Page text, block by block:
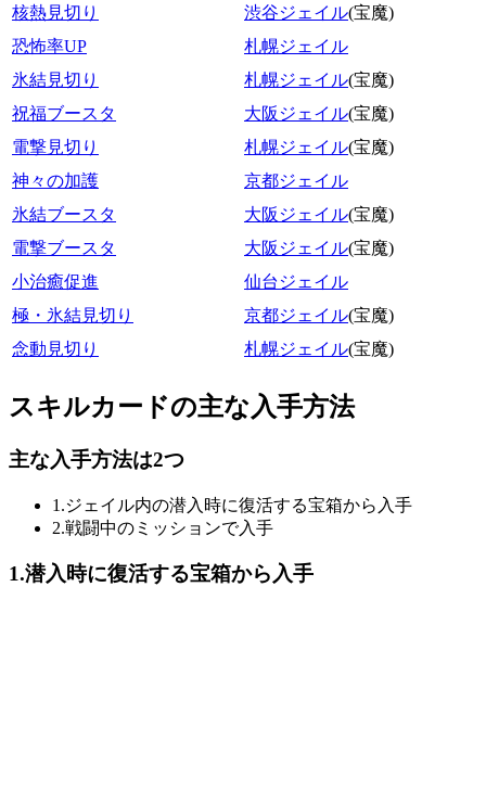
核熱見切り
渋谷ジェイル(宝魔)
恐怖率UP
札幌ジェイル
氷結見切り
札幌ジェイル(宝魔)
祝福ブースタ
大阪ジェイル(宝魔)
電撃見切り
札幌ジェイル(宝魔)
神々の加護
京都ジェイル
氷結ブースタ
大阪ジェイル(宝魔)
電撃ブースタ
大阪ジェイル(宝魔)
小治癒促進
仙台ジェイル
極・氷結見切り
京都ジェイル(宝魔)
念動見切り
札幌ジェイル(宝魔)
スキルカードの主な入手方法
主な入手方法は2つ
1.ジェイル内の潜入時に復活する宝箱から入手
2.戦闘中のミッションで入手
1.潜入時に復活する宝箱から入手